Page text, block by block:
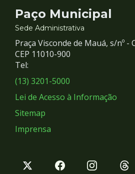
Contato
e
Redes
Sociais
Paço Municipal
Sede Administrativa
Praça Visconde de Mauá, s/nº -
CEP 11010-900
Tel:
(13) 3201-5000
Lei de Acesso à Informação
Sitemap
Imprensa